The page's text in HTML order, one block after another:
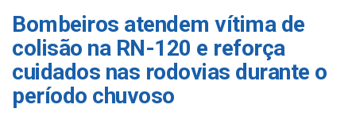
Bombeiros atendem vítima de
colisão na RN-120 e reforça
cuidados nas rodovias durante o
período chuvoso